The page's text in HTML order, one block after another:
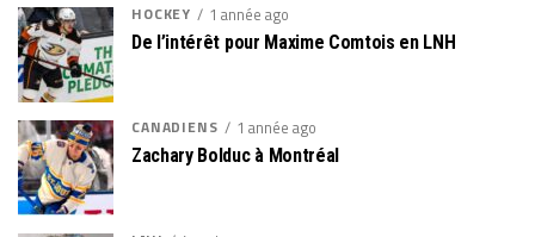
HOCKEY 1 année ago
De l’intérêt pour Maxime Comtois en LNH
CANADIENS 1 année ago
Zachary Bolduc à Montréal